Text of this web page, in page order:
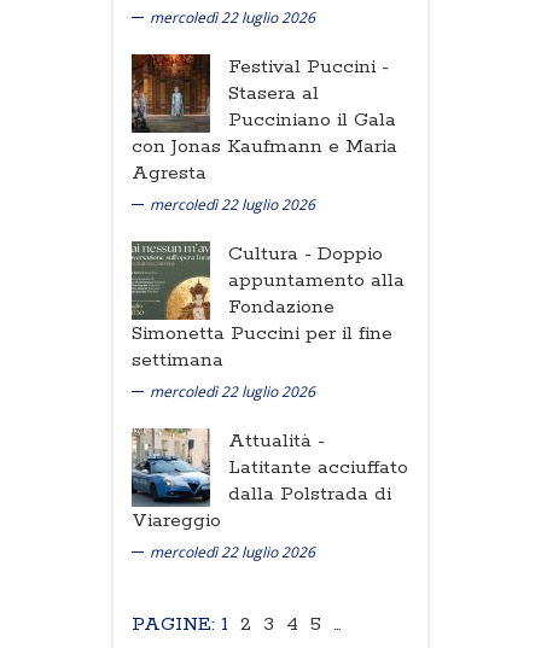
mercoledì 22 luglio 2026
Festival Puccini -
Stasera al
Pucciniano il Gala
con Jonas Kaufmann e Maria
Agresta
mercoledì 22 luglio 2026
Cultura - Doppio
appuntamento alla
Fondazione
Simonetta Puccini per il fine
settimana
mercoledì 22 luglio 2026
Attualità -
Latitante acciuffato
dalla Polstrada di
Viareggio
mercoledì 22 luglio 2026
PAGINE: 1 2 3 4 5 …